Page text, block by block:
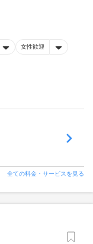
女性歓迎
全ての料金・サービスを見る